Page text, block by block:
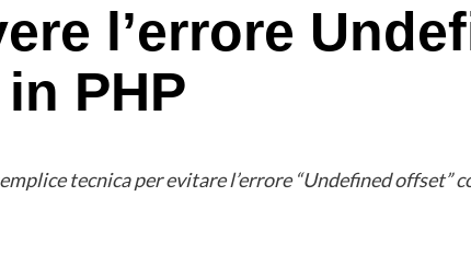
l’errore
PHP
tecnica per evitare l’errore “Undefined offset”